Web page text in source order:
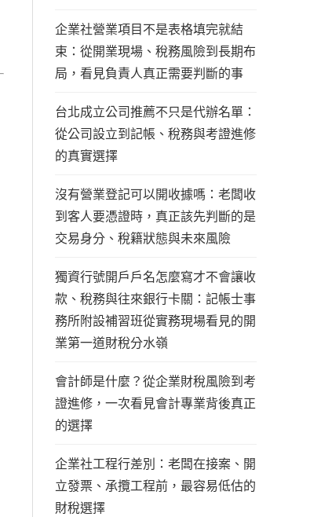
企業社營業項目不是表格填完就結
束：從開業現場、稅務風險到長期布
局，看見負責人真正需要判斷的事
台北成立公司推薦不只是代辦名單：
從公司設立到記帳、稅務與考證進修
的真實選擇
沒有營業登記可以開收據嗎：老闆收
到客人要憑證時，真正該先判斷的是
交易身分、稅籍狀態與未來風險
獨資行號開戶戶名怎麼寫才不會讓收
款、稅務與往來銀行卡關：記帳士事
務所附設補習班從實務現場看見的開
業第一道財稅分水嶺
會計師是什麼？從企業財稅風險到考
證進修，一次看見會計專業背後真正
的選擇
企業社工程行差別：老闆在接案、開
立發票、承攬工程前，最容易低估的
財稅選擇